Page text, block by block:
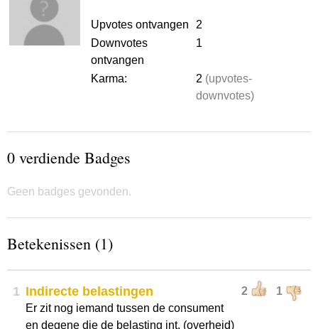
Upvotes ontvangen
2
Downvotes
ontvangen
1
Karma: 2 (upvotes-
downvotes)
0 verdiende Badges
Geen badges gevonden.
Betekenissen (1)
1 2 1
Indirecte belastingen
Er zit nog iemand tussen de consument
en degene die de belasting int. (overheid)